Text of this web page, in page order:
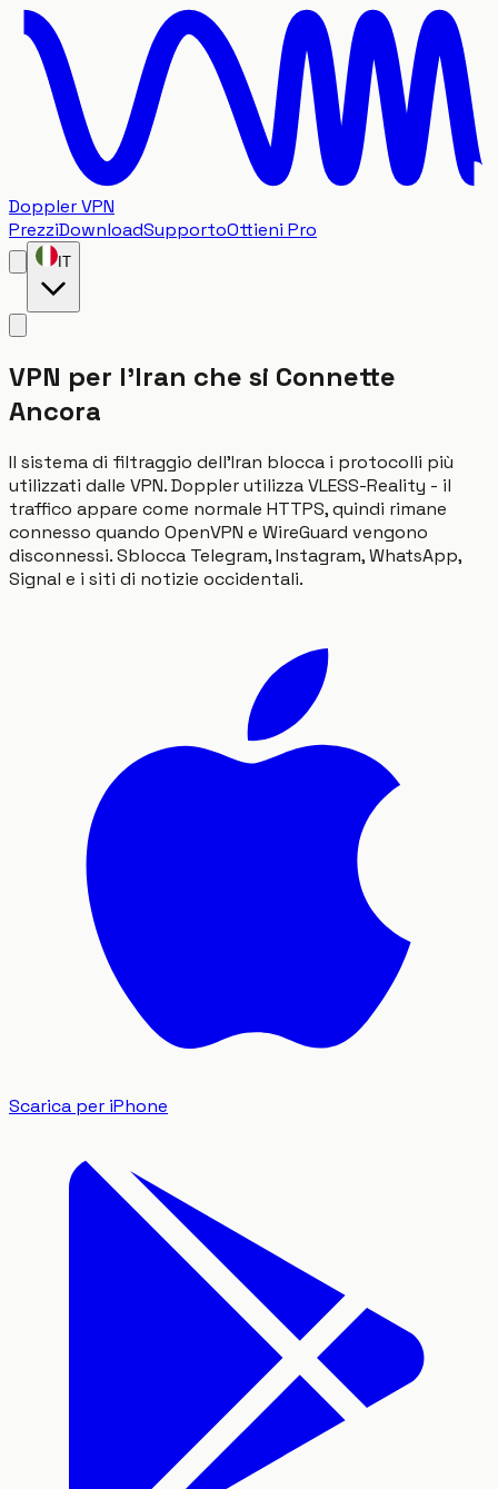
Doppler VPN
PrezziDownloadSupportoOttieni Pro
IT
VPN per l'Iran che si Connette
Ancora
Il sistema di filtraggio dell'Iran blocca i protocolli più
utilizzati dalle VPN. Doppler utilizza VLESS-Reality - il
traffico appare come normale HTTPS, quindi rimane
connesso quando OpenVPN e WireGuard vengono
disconnessi. Sblocca Telegram, Instagram, WhatsApp,
Signal e i siti di notizie occidentali.
Scarica per iPhone